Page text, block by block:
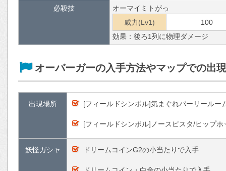
必殺技
オーマイミトがっ
威力(Lv1)
100
効果：後ろ1列に物理ダメージ
オーバーガーの入手方法やマップでの出
出現場所 [フィールドシンボル]気まぐれパーリールー
[フィールドシンボル]ノースピスタ/ヒップ
妖怪ガシャ ドリームコインG2の小当たりで入手